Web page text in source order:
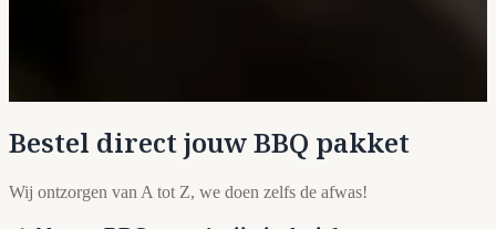
Bestel direct jouw BBQ pakket
Wij ontzorgen van A tot Z, we doen zelfs de afwas!